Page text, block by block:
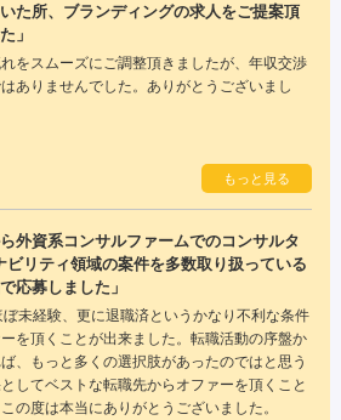
た所、ブランディングの求人をご提案頂
」
をスムーズにご調整頂きましたが、年収交渉
ありませんでした。ありがとうございまし
もっと見る
外資系コンサルファームでのコンサルタ
リティ領域の案件を多数取り扱っている
応募しました」
未経験、更に退職済というかなり不利な条件
を頂くことが出来ました。転職活動の序盤か
、もっと多くの選択肢があったのではと思う
してベストな転職先からオファーを頂くこと
の度は本当にありがとうございました。